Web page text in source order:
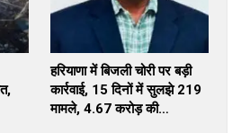
हरियाणा में बिजली चोरी पर बड़ी
कार्रवाई, 15 दिनों में सुलझे 219
मामले, ₹4.67 करोड़ की…